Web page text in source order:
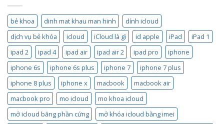
bẻ khoa dinh mat khau man hinh
dính icloud
dịch vụ bẻ khóa
icloud iCloud là gì id apple iPad
iPad 1
ipad 2
ipad 4 ipad air ipad air 2 ipad pro
iphone
iphone 6s
iphone 6s plus iphone 7
iphone 7 plus
iphone 8 plus
iphone x macbook
macbook air
macbook pro
mo icloud
mo khoa icloud
mở icloud băng phần cứng
mở khóa icloud bằng imei